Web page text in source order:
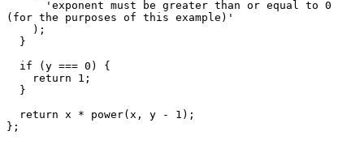
(for the purposes of this example)'
    );
  }
  if (y === 0) {
    return 1;
  }
  return x * power(x, y - 1);
};